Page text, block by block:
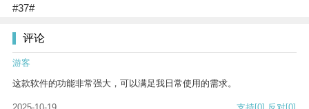
#37#
评论
游客
这款软件的功能非常强大，可以满足我日常使用的需求。